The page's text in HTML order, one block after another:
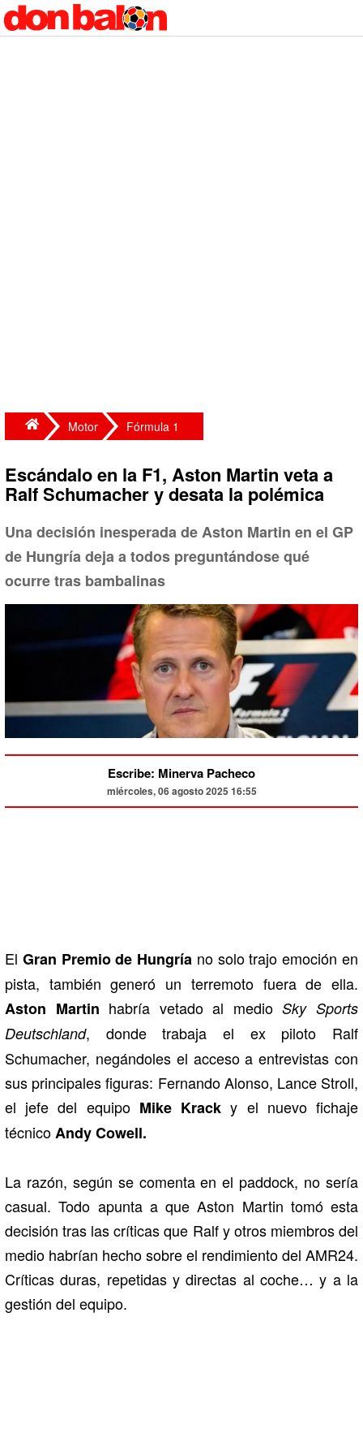
Motor Fórmula 1
Escándalo en la F1, Aston Martin veta a
Ralf Schumacher y desata la polémica
Una decisión inesperada de Aston Martin en el GP
de Hungría deja a todos preguntándose qué
ocurre tras bambalinas
Escribe: Minerva Pacheco
miércoles, 06 agosto 2025 16:55
El Gran Premio de Hungría no solo trajo emoción en
pista, también generó un terremoto fuera de ella.
Aston Martin habría vetado al medioSky Sports
Deutschland, donde trabaja el ex piloto Ralf
Schumacher, negándoles el acceso a entrevistas con
sus principales figuras: Fernando Alonso, Lance Stroll,
el jefe del equipo Mike Krack y el nuevo fichaje
técnicoAndy Cowell.
La razón, según se comenta en el paddock, no sería
casual. Todo apunta a que Aston Martin tomó esta
decisión tras las críticas que Ralf y otros miembros del
medio habrían hecho sobre el rendimiento del AMR24.
Críticas duras, repetidas y directas al coche… y a la
gestión del equipo.